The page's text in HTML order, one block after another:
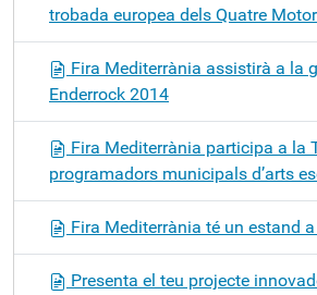
trobada europea dels Quatre
Fira Mediterrània assistirà a la
Enderrock 2014
Fira Mediterrània participa a la
programadors municipals d’arts
Fira Mediterrània té un estand
Presenta el teu projecte